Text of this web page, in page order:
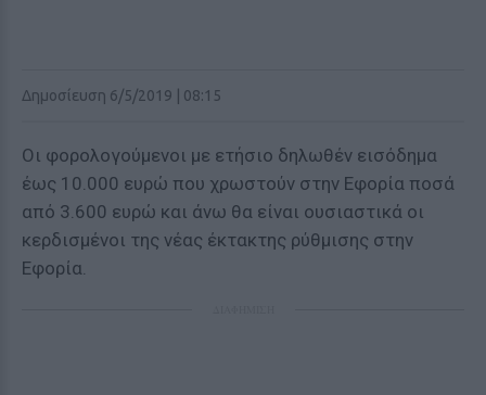
Δημοσίευση 6/5/2019 | 08:15
Οι φορολογούμενοι με ετήσιο δηλωθέν εισόδημα
έως 10.000 ευρώ που χρωστούν στην Εφορία ποσά
από 3.600 ευρώ και άνω θα είναι ουσιαστικά οι
κερδισμένοι της νέας έκτακτης ρύθμισης στην
Εφορία.